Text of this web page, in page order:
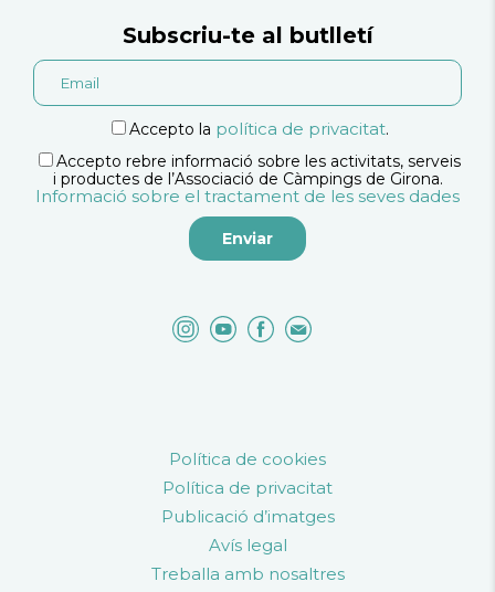
Subscriu-te al butlletí
Accepto la política de privacitat.
Accepto rebre informació sobre les activitats, serveis
i productes de l’Associació de Càmpings de Girona.
Informació sobre el tractament de les seves dades
Política de cookies
Política de privacitat
Publicació d’imatges
Avís legal
Treballa amb nosaltres